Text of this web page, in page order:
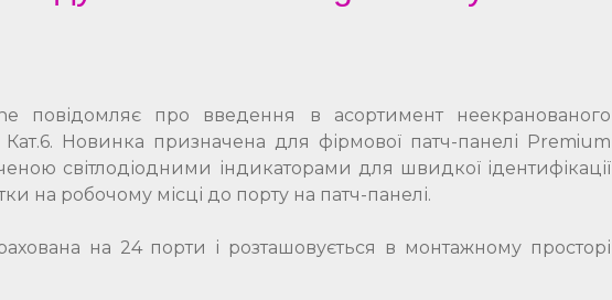
повідомляє про введення в асортимент неекранованого
Новинка призначена для фірмової патч-панелі Premium
світлодіодними індикаторами для швидкої ідентифікації
на робочому місці до порту на патч-панелі.
на 24 порти і розташовується в монтажному просторі